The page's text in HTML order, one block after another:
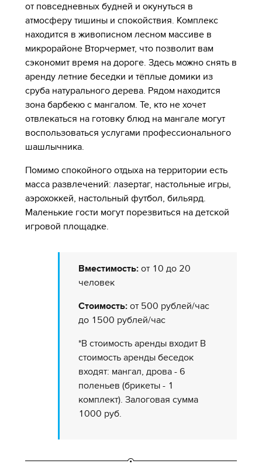
от повседневных будней и окунуться в
атмосферу тишины и спокойствия. Комплекс
находится в живописном лесном массиве в
микрорайоне Вторчермет, что позволит вам
сэкономит время на дороге. Здесь можно снять в
аренду летние беседки и тёплые домики из
сруба натурального дерева. Рядом находится
зона барбекю с мангалом. Те, кто не хочет
отвлекаться на готовку блюд на мангале могут
воспользоваться услугами профессионального
шашлычника.
Помимо спокойного отдыха на территории есть
масса развлечений: лазертаг, настольные игры,
аэрохоккей, настольный футбол, бильярд.
Маленькие гости могут порезвиться на детской
игровой площадке.
Вместимость: от 10 до 20
человек
Стоимость: от 500 рублей/час
до 1500 рублей/час
*В стоимость аренды входит В
стоимость аренды беседок
входят: мангал, дрова - 6
поленьев (брикеты - 1
комплект). Залоговая сумма
1000 руб.​